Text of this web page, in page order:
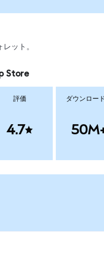
ット。
Store
評価
4.7
ダウンロー